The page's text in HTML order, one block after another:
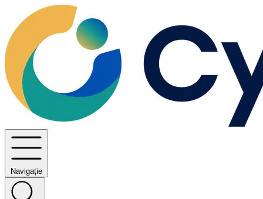
Navigație